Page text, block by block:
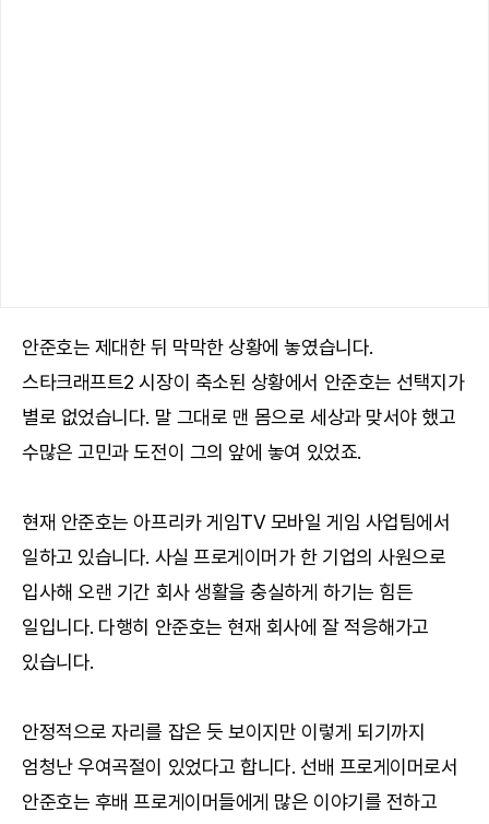
안준호는 제대한 뒤 막막한 상황에 놓였습니다.
스타크래프트2 시장이 축소된 상황에서 안준호는 선택지가
별로 없었습니다. 말 그대로 맨 몸으로 세상과 맞서야 했고
수많은 고민과 도전이 그의 앞에 놓여 있었죠.
현재 안준호는 아프리카 게임TV 모바일 게임 사업팀에서
일하고 있습니다. 사실 프로게이머가 한 기업의 사원으로
입사해 오랜 기간 회사 생활을 충실하게 하기는 힘든
일입니다. 다행히 안준호는 현재 회사에 잘 적응해가고
있습니다.
안정적으로 자리를 잡은 듯 보이지만 이렇게 되기까지
엄청난 우여곡절이 있었다고 합니다. 선배 프로게이머로서
안준호는 후배 프로게이머들에게 많은 이야기를 전하고